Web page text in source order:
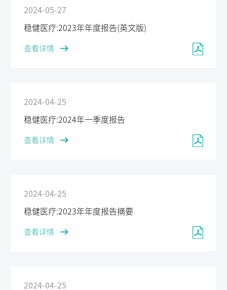
2024-05-27
稳健医疗:2023年年度报告(英文版)
查看详情
2024-04-25
稳健医疗:2024年一季度报告
查看详情
2024-04-25
稳健医疗:2023年年度报告摘要
查看详情
2024-04-25